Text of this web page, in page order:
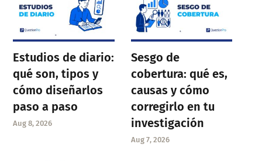
Estudios de diario:
qué son, tipos y
cómo diseñarlos
paso a paso
Aug 8, 2026
Sesgo de
cobertura: qué es,
causas y cómo
corregirlo en tu
investigación
Aug 7, 2026